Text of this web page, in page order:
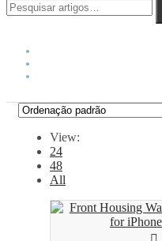
View:
24
48
All